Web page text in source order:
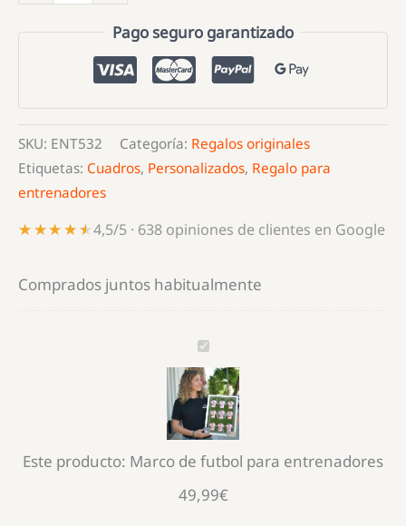
de
futbol
entrenadores
cantidad
Pago seguro garantizado
SKU: ENT532 Categoría: Regalos originales
Etiquetas: Cuadros, Personalizados, Regalo para
entrenadores
★★★★★
★★★★★4,5/5 · 638 opiniones de clientes en Google
Comprados juntos habitualmente
Marco
de
futbol
para
entrenadores
Este producto: Marco de futbol para entrenadores
49,99€